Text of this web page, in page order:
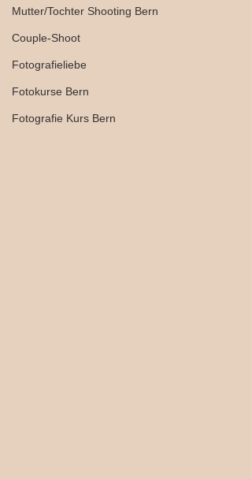
Mutter/Tochter Shooting Bern
Couple-Shoot
Fotografieliebe
Fotokurse Bern
Fotografie Kurs Bern